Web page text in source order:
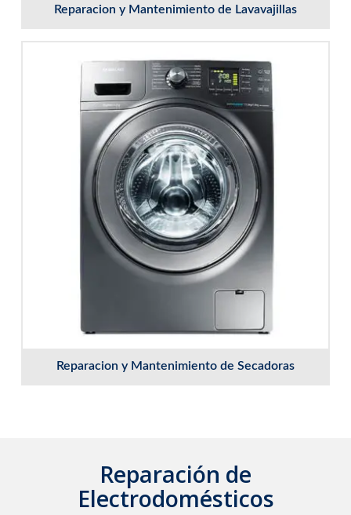
Reparacion y Mantenimiento de Lavavajillas
Reparacion y Mantenimiento de Secadoras
Reparación de
Electrodomésticos